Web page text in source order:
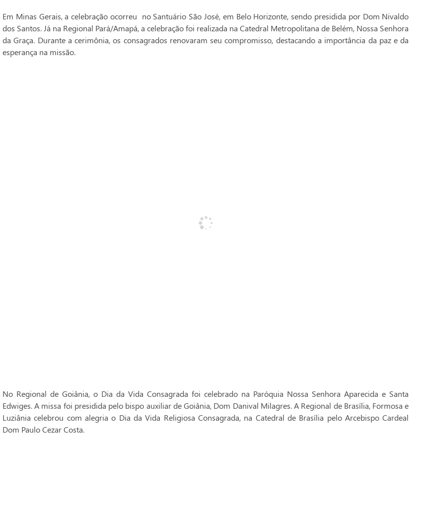
Em Minas Gerais, a celebração ocorreu no Santuário São José, em Belo Horizonte, sendo presidida por Dom Nivaldo
dos Santos. Já na Regional Pará/Amapá, a celebração foi realizada na Catedral Metropolitana de Belém, Nossa Senhora
da Graça. Durante a cerimônia, os consagrados renovaram seu compromisso, destacando a importância da paz e da
esperança na missão.
No Regional de Goiânia, o Dia da Vida Consagrada foi celebrado na Paróquia Nossa Senhora Aparecida e Santa
Edwiges. A missa foi presidida pelo bispo auxiliar de Goiânia, Dom Danival Milagres. A Regional de Brasília, Formosa e
Luziânia celebrou com alegria o Dia da Vida Religiosa Consagrada, na Catedral de Brasília pelo Arcebispo Cardeal
Dom Paulo Cezar Costa.